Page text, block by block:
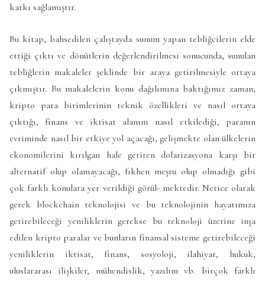
katkı sağlamıştır.
Bu kitap, bahsedilen çalıştayda sunum yapan tebliğcilerin elde
ettiği çıktı ve dönütlerin değerlendirilmesi sonucunda, sunulan
tebliğlerin makaleler şeklinde bir araya getirilmesiyle ortaya
çıkmıştır. Bu makalelerin konu dağılımına baktığımız zaman;
kripto para birimlerinin teknik özellikleri ve nasıl ortaya
çıktığı, finans ve iktisat alanını nasıl etkilediği, paranın
evriminde nasıl bir etkiye yol açacağı, gelişmekte olan ülkelerin
ekonomilerini kırılgan hale getiren dolarizasyona karşı bir
alternatif olup olamayacağı, fıkhen meşru olup olmadığı gibi
çok farklı konulara yer verildiği görül- mektedir. Netice olarak
gerek blockchain teknolojisi ve bu teknolojinin hayatımıza
getirebileceği yeniliklerin gerekse bu teknoloji üzerine inşa
edilen kripto paralar ve bunların finansal sisteme getirebileceği
yeniliklerin iktisat, finans, sosyoloji, ilahiyat, hukuk,
uluslararası ilişkiler, mühendislik, yazılım vb. birçok farklı